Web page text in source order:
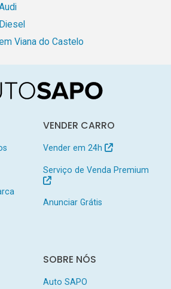
Viana do Castelo
VENDER CARRO
Vender em 24h
Serviço de Venda Premium
Anunciar Grátis
SOBRE NÓS
Auto SAPO